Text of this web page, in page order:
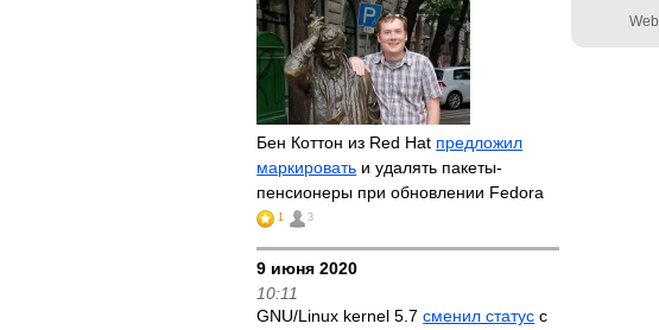
Бен Коттон из Red Hat предложил
маркировать и удалять пакеты-
пенсионеры при обновлении Fedora
1 3
9 июня 2020
10:11
GNU/Linux kernel 5.7сменил статус с
Web